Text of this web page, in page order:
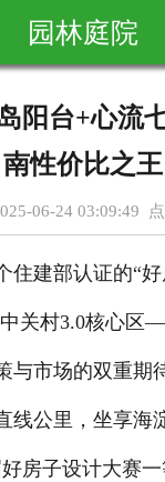
园林庭院
阳台+心流
南性价比之王
06-24 03:09:49 点
建部认证的“好
中关村3.0核心
与市场的双重期
线公里，坐享海
房子设计大赛